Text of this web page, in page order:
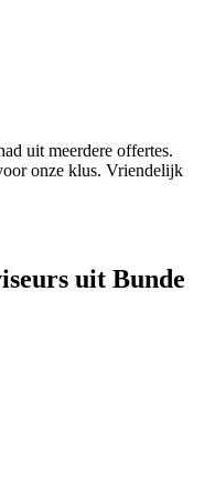
uit meerdere offertes.
onze klus. Vriendelijk
uit Bunde